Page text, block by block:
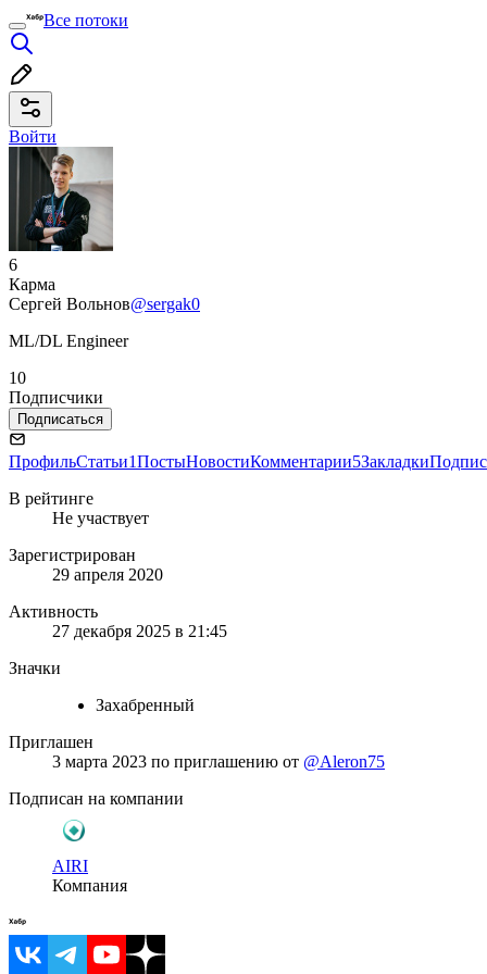
Все потоки
Войти
6
Карма
Сергей Вольнов@sergak0
ML/DL Engineer
10
Подписчики
Подписаться
ПрофильСтатьи1ПостыНовостиКомментарии5Закладки
В рейтинге
Не участвует
Зарегистрирован
29 апреля 2020
Активность
27 декабря 2025 в 21:45
Значки
Захабренный
Приглашен
3 марта 2023 по приглашению от @Aleron75
Подписан на компании
AIRI
Компания